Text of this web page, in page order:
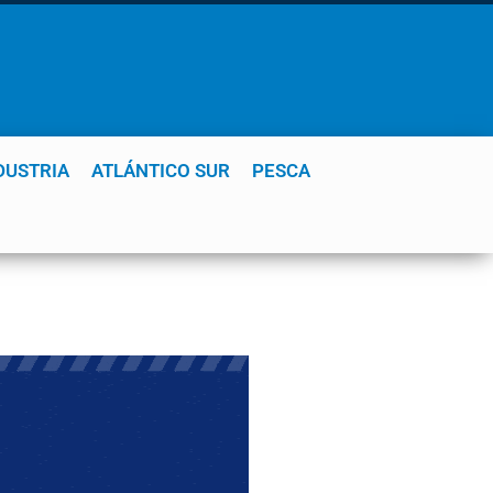
ATLÁNTICO SUR PESCA